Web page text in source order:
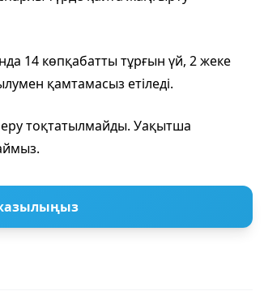
14 көпқабатты тұрғын үй, 2 жеке
қамтамасыз етіледі.
тоқтатылмайды. Уақытша